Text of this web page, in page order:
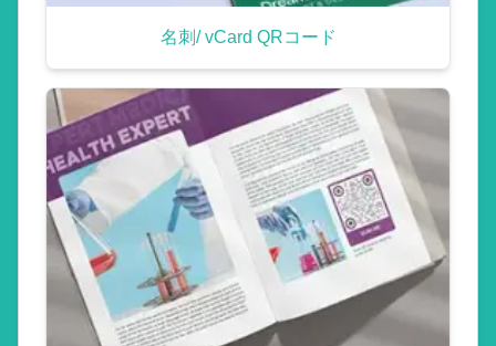
名刺/ vCard QRコード